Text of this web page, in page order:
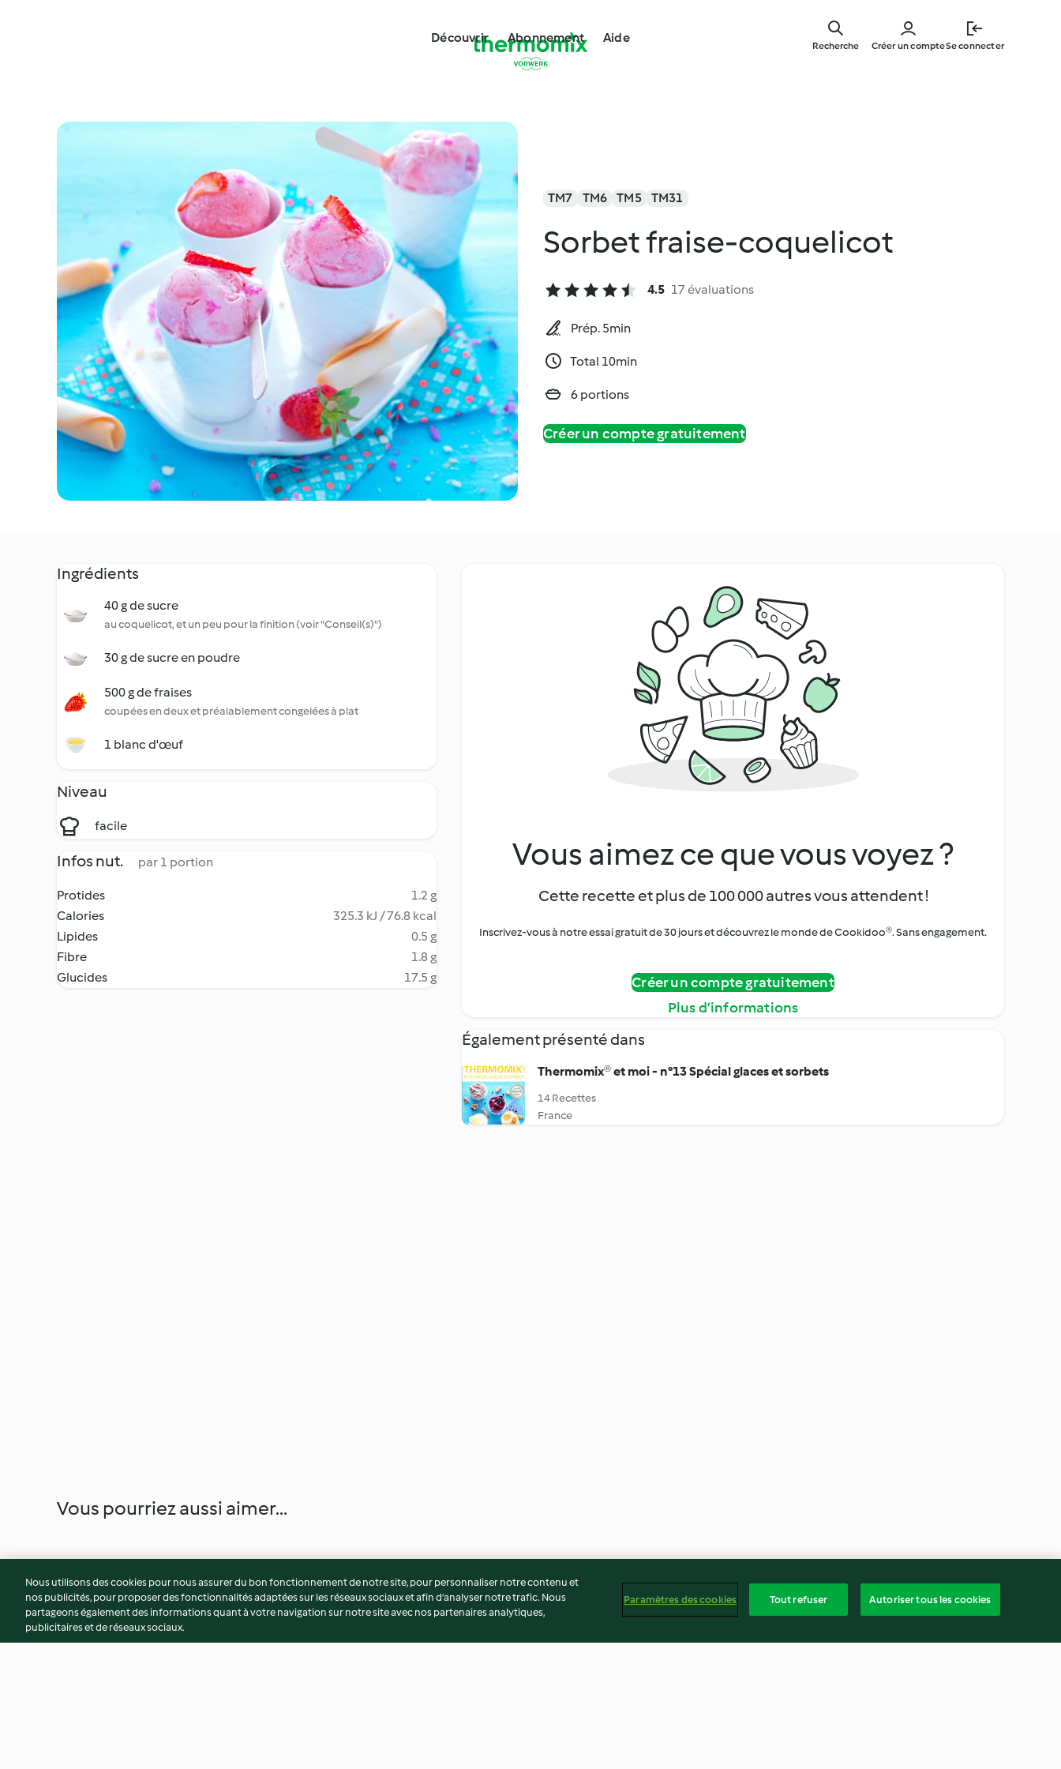
main
Découvrir Abonnement Aide
Créer un compteSe connecter
Recherche
TM7 TM6 TM5 TM31
Sorbet fraise-coquelicot
4.5 17 évaluations
Prép. 5min
Total 10min
6 portions
Créer un compte gratuitement
Ingrédients
40 g de sucre
au coquelicot, et un peu pour la finition (voir "Conseil(s)")
30 g de sucre en poudre
500 g de fraises
coupées en deux et préalablement congelées à plat
1 blanc d'œuf
Niveau
facile
Infos nut. par 1 portion
Protides
1.2 g
Calories
325.3 kJ / 76.8 kcal
Lipides
0.5 g
Fibre
1.8 g
Glucides
17.5 g
Vous aimez ce que vous voyez ?
Cette recette et plus de 100 000 autres vous attendent !
Inscrivez-vous à notre essai gratuit de 30 jours et découvrez le monde de Cookidoo®. Sans engagement.
Créer un compte gratuitement
Plus d’informations
Également présenté dans
Thermomix® et moi - n°13 Spécial glaces et sorbets
14 Recettes
France
Vous pourriez aussi aimer...
Nous utilisons des cookies pour nous assurer du bon fonctionnement de notre site, pour personnaliser notre contenu et
nos publicités, pour proposer des fonctionnalités adaptées sur les réseaux sociaux et afin d’analyser notre trafic. Nous
partageons également des informations quant à votre navigation sur notre site avec nos partenaires analytiques,
publicitaires et de réseaux sociaux.
Paramètres des cookies Tout refuser Autoriser tous les cookies